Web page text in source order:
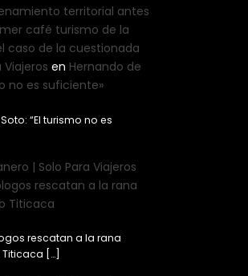
territorial antes
café turismo de la
caso de la cuestionada
Viajeros en Hernando de
no es suficiente»
“El turismo no es
| Solo Para Viajeros
rescatan a la rana
Titicaca
rescatan a la rana
[…]